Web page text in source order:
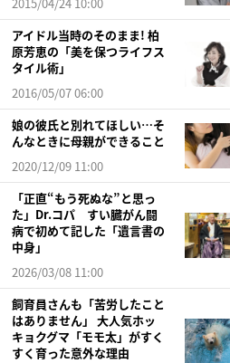
アイドル当時のそのまま! 柏
原芳恵の「美を保つライフス
タイル術」
2016/05/07 06:00
娘の彼氏と別れてほしい…そ
んなときに母親ができること
2020/12/09 11:00
「正直“もう死ぬな”と思っ
た」Dr.コパ すい臓がん闘
病で初めて記した「遺言書の
中身」
2026/03/08 11:00
飼育員さんも「苦労したこと
はありません」 大人気ホッ
キョクグマ「モモ太」がすく
すく育った意外な理由